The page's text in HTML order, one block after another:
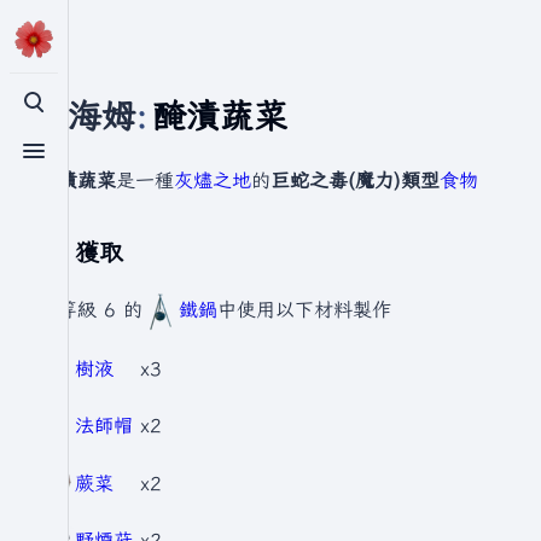
切換搜尋
切換選單
瓦爾海姆: 醃漬蔬菜
醃漬蔬菜是一種灰燼之地的巨蛇之毒(魔力)類型食物
獲取
在等級 6 的 鐵鍋中使用以下材料製作
樹液 x3
法師帽 x2
蕨菜 x2